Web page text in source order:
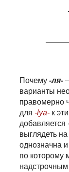
Почему -ля-
варианты
правомерно
для -lya- к
добавляется
выглядеть
однозначна
по которому
надстрочным